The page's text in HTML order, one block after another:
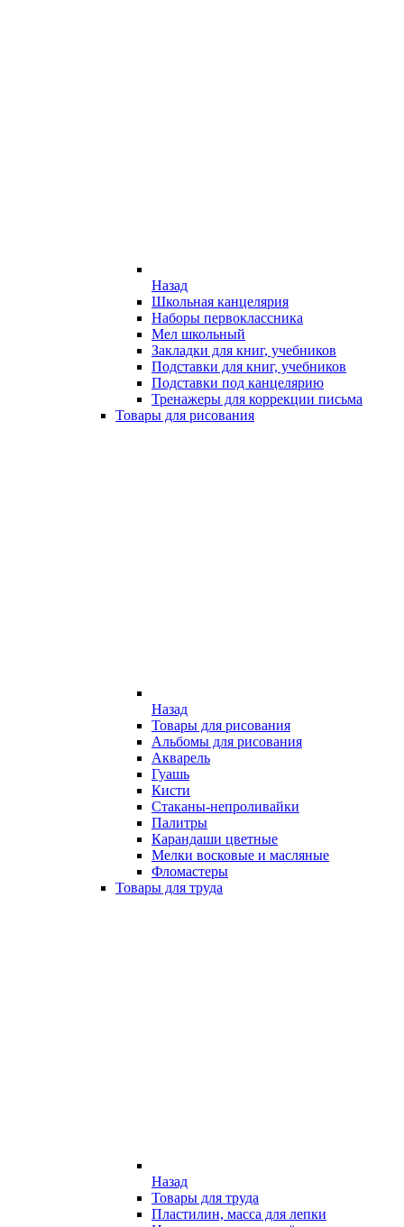
Назад
Школьная канцелярия
Наборы первоклассника
Мел школьный
Закладки для книг, учебников
Подставки для книг, учебников
Подставки под канцелярию
Тренажеры для коррекции письма
Товары для рисования
Назад
Товары для рисования
Альбомы для рисования
Акварель
Гуашь
Кисти
Стаканы-непроливайки
Палитры
Карандаши цветные
Мелки восковые и масляные
Фломастеры
Товары для труда
Назад
Товары для труда
Пластилин, масса для лепки